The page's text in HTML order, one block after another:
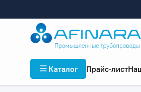
Каталог Прайс-лист